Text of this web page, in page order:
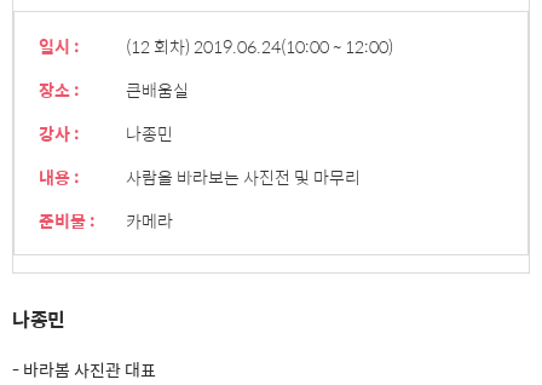
일시 : (12 회차) 2019.06.24(10:00 ~ 12:00)
장소 :
큰배움실
강사 :
나종민
내용 :
사람을 바라보는 사진전 및 마무리
준비물 :
카메라
나종민
- 바라봄 사진관 대표